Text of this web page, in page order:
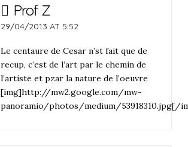
Prof Z
29/04/2013 AT 5:52
Le centaure de Cesar n’st fait que de
recup, c’est de l’art par le chemin de
l’artiste et pzar la nature de l’oeuvre
[img]http://mw2.google.com/mw-
panoramio/photos/medium/53918310.jpg[/